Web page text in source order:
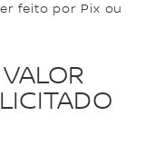
feito por Pix ou